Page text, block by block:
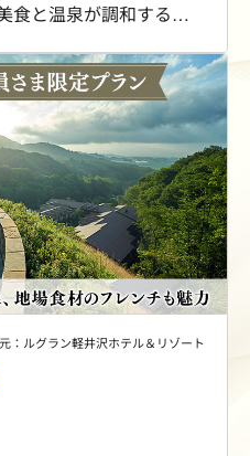
食と温泉が調和する滞
％OFFの特別料金にて
：ルグラン軽井沢ホテル＆リゾート